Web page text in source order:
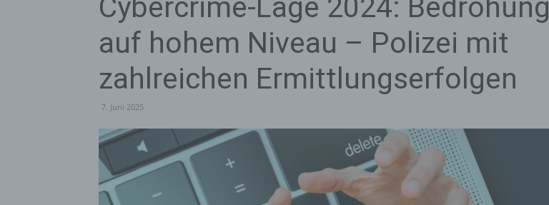
Cybercrime-Lage 2024: Bedrohung
auf hohem Niveau – Polizei mit
zahlreichen Ermittlungserfolgen
7. Juni 2025